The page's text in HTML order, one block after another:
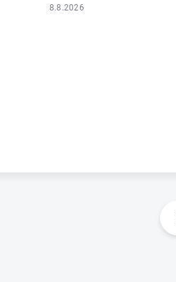
8.8.2026